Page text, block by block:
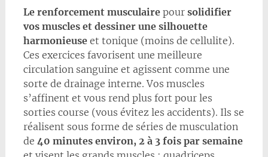
Le renforcement musculairepour solidifier
vos muscles et dessiner une silhouette
harmonieuseet tonique (moins de cellulite).
Ces exercices favorisent une meilleure
circulation sanguine et agissent comme une
sorte de drainage interne. Vos muscles
s’affinent et vous rend plus fort pour les
sorties course (vous évitez les accidents). Ils se
réalisent sous forme de séries de musculation
de 40 minutes environ, 2 à 3 fois par semaine